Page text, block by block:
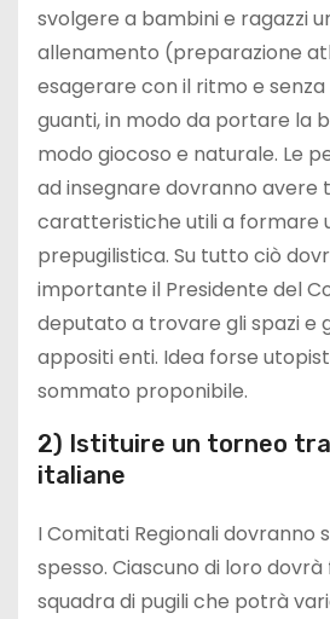
svolgere a bambini e ragazzi
allenamento (preparazione
esagerare con il ritmo e
guanti, in modo da portare la
modo giocoso e naturale. Le
ad insegnare dovranno avere
caratteristiche utili a formare
prepugilistica. Su tutto ciò
importante il Presidente del
deputato a trovare gli spazi e
appositi enti. Idea forse
sommato proponibile.
2) Istituire un torneo
italiane
I Comitati Regionali dovranno
spesso. Ciascuno di loro
squadra di pugili che potrà